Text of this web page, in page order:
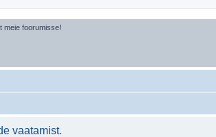
meie foorumisse!
vaatamist.